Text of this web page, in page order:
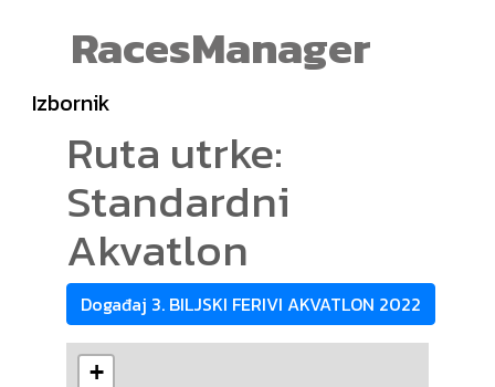
RacesManager
Izbornik
Ruta utrke:
Standardni
Akvatlon
Događaj 3. BILJSKI FERIVI AKVATLON 2022
+